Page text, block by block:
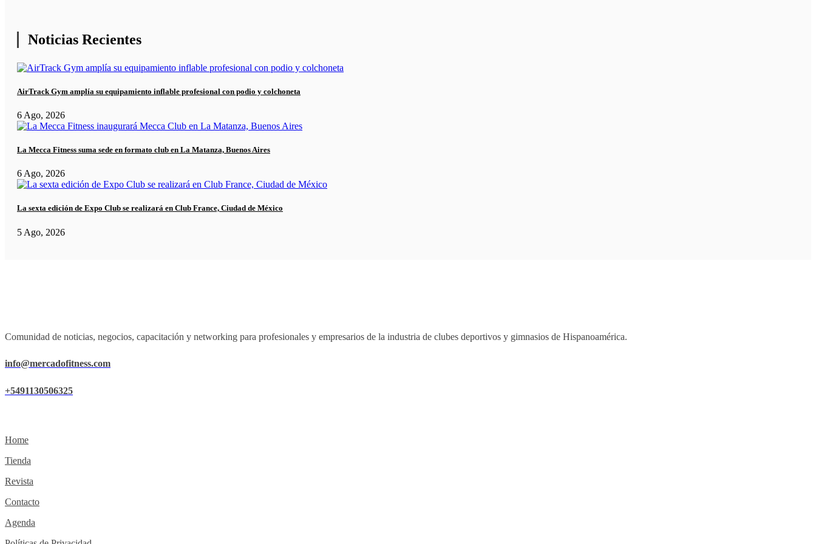
Noticias Recientes
AirTrack Gym amplía su equipamiento inflable profesional con podio y colchoneta
6 Ago, 2026
La Mecca Fitness suma sede en formato club en La Matanza, Buenos Aires
6 Ago, 2026
La sexta edición de Expo Club se realizará en Club France, Ciudad de México
5 Ago, 2026
Comunidad de noticias, negocios, capacitación y networking para profesionales y empresarios de la industria de clubes deportivos y gimnasios de Hispanoamérica.
info@mercadofitness.com
+5491130506325
Home
Tienda
Revista
Contacto
Agenda